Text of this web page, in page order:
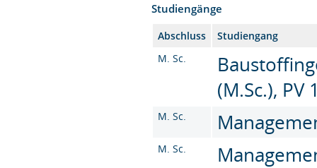
Studiengänge
Abschluss
Studiengang
M. Sc.
(M.Sc.), PV
M. Sc.
M. Sc.